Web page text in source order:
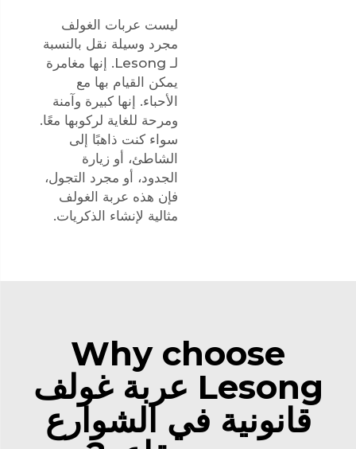
ليست عربات الغولف
مجرد وسيلة نقل بالنسبة
لـ Lesong. إنها مغامرة
يمكن القيام بها مع
الأحباء. إنها كبيرة وآمنة
ومرحة للغاية لركوبها معًا.
سواء كنت ذاهبًا إلى
الشاطئ، أو زيارة
الجدود، أو مجرد التجول،
فإن هذه عربة الغولف
مثالية لإنشاء الذكريات.
Why choose
Lesong عربة غولف
قانونية في الشوارع